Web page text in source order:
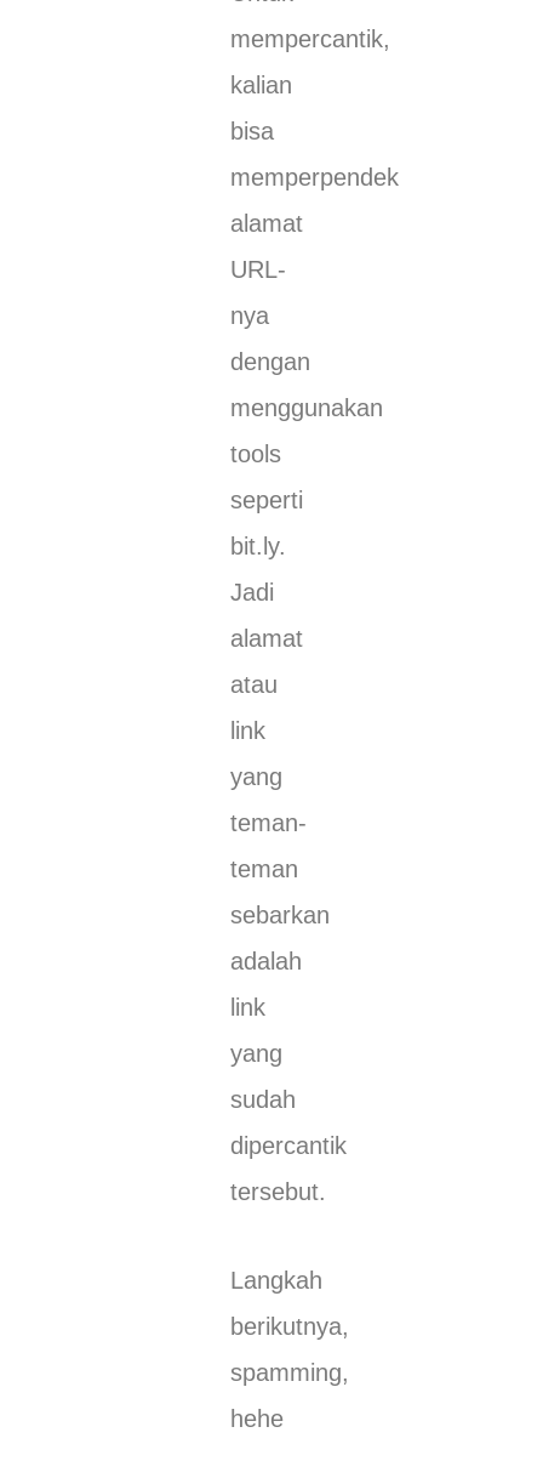
mempercantik,
kalian
bisa
memperpendek
alamat
URL-
nya
dengan
menggunakan
tools
seperti
bit.ly.
Jadi
alamat
atau
link
yang
teman-
teman
sebarkan
adalah
link
yang
sudah
dipercantik
tersebut.
Langkah
berikutnya,
spamming,
hehe